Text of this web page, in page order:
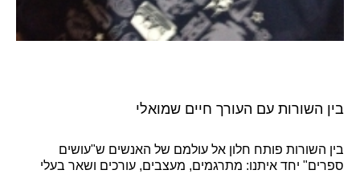
בין השורות עם העורך חיים שמואלי
בין השורות פותח חלון אל עולמם של האנשים ש"עושים
ספרים" יחד איתנו: מתרגמים, מעצבים, עורכים ושאר בעלי